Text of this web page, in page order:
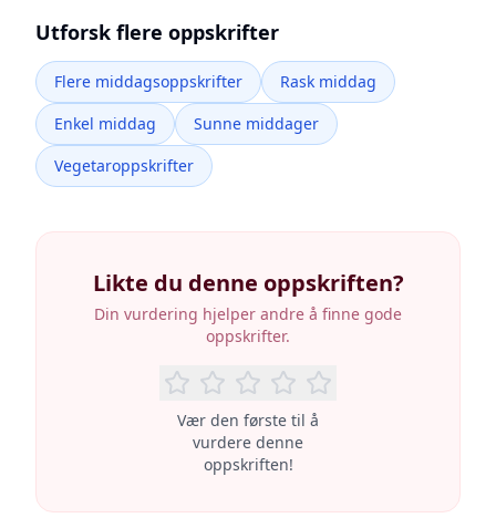
Utforsk flere oppskrifter
Flere middagsoppskrifter
Rask middag
Enkel middag
Sunne middager
Vegetaroppskrifter
Likte du denne oppskriften?
Din vurdering hjelper andre å finne gode
oppskrifter.
Vær den første til å
vurdere denne
oppskriften!